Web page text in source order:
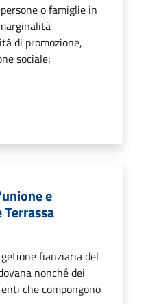
o famiglie in
di promozione,
sociale;
e
fianziaria del
nonché dei
che compongono